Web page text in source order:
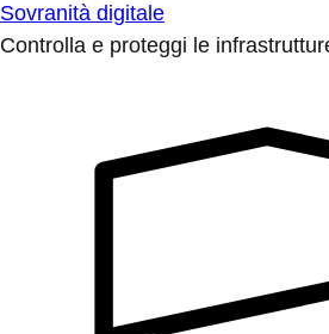
Sovranità digitale
Controlla e proteggi le